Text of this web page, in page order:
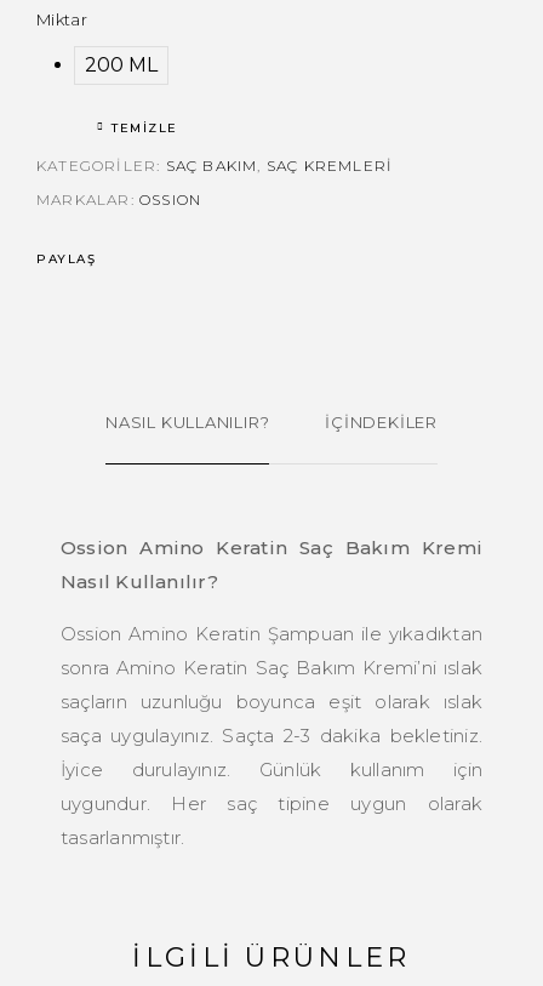
Miktar
200 ML
TEMIZLE
KATEGORILER: SAÇ BAKIM
SAÇ KREMLERI
MARKALAR: OSSION
PAYLAŞ
NASIL KULLANILIR? İÇİNDEKİLER
Ossion Amino Keratin Saç Bakım Kremi
Nasıl Kullanılır?
Ossion Amino Keratin Şampuan ile yıkadıktan
sonra Amino Keratin Saç Bakım Kremi’ni ıslak
saçların uzunluğu boyunca eşit olarak ıslak
saça uygulayınız. Saçta 2-3 dakika bekletiniz.
İyice durulayınız. Günlük kullanım için
uygundur. Her saç tipine uygun olarak
tasarlanmıştır.
İLGILI ÜRÜNLER